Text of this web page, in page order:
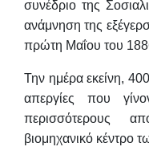
συνέδριο της
ανάμνηση της
πρώτη Μαΐου του
Την ημέρα εκείνη,
απεργίες που
περισσότερους
βιομηχανικό κέντρο